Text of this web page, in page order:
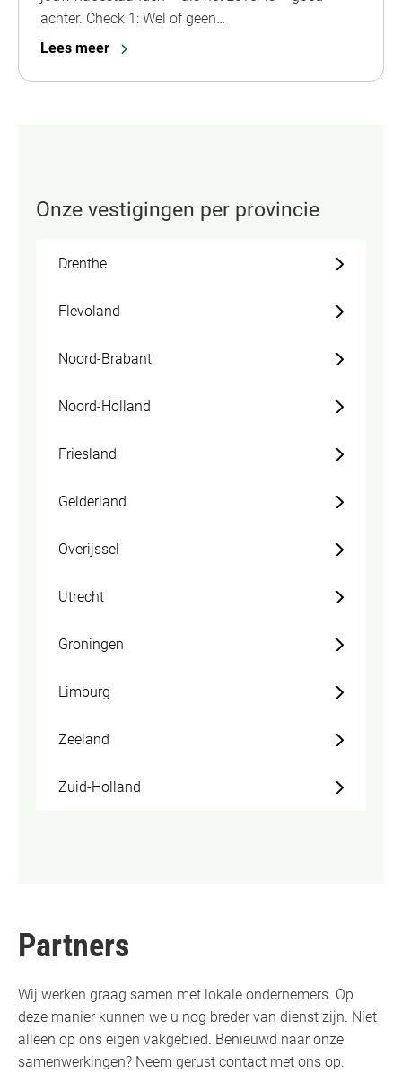
achter. Check 1: Wel of geen…
Lees meer
Onze vestigingen per provincie
Drenthe
Flevoland
Noord-Brabant
Noord-Holland
Friesland
Gelderland
Overijssel
Utrecht
Groningen
Limburg
Zeeland
Zuid-Holland
Partners
Wij werken graag samen met lokale ondernemers. Op
deze manier kunnen we u nog breder van dienst zijn. Niet
alleen op ons eigen vakgebied. Benieuwd naar onze
samenwerkingen? Neem gerust contact met ons op.